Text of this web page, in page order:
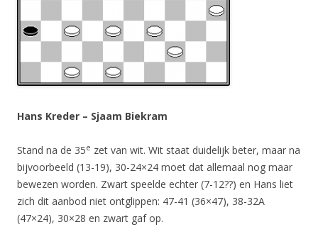
Hans Kreder – Sjaam Biekram
Stand na de 35e zet van wit. Wit staat duidelijk beter, maar na
bijvoorbeeld (13-19), 30-24×24 moet dat allemaal nog maar
bewezen worden. Zwart speelde echter (7-12??) en Hans liet
zich dit aanbod niet ontglippen: 47-41 (36×47), 38-32A
(47×24), 30×28 en zwart gaf op.